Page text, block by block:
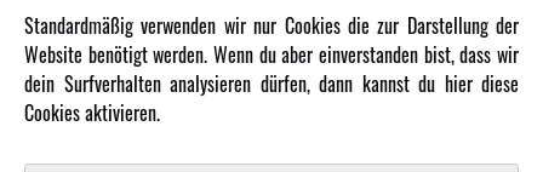
Amewi Construction - Nutzfahrzeuge
Malinos - Die kreative Seite von Amewi
Werden Sie Amewi Händler
Standardmäßig verwenden wir nur Cookies die zur Darstellung der
Website benötigt werden. Wenn du aber einverstanden bist, dass wir
dein Surfverhalten analysieren dürfen, dann kannst du hier diese
Cookies aktivieren.